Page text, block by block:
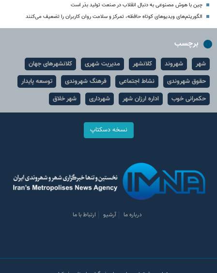
چین با هوش مصنوعی به دنبال انقلاب در صنعت تولید بذر است
الگوریتم‌های ویدیوهای کوتاه حافظه، تمرکز و سلامت روان کاربران را تضعیف می‌کنند
برچسب
شهر شهروند کلانشهر مدیریت شهری
کلانشهرهای جهان
حقوق شهروندی
نشاط اجتماعی فرهنگ شهروندی
توسعه پایدار
حکمرانی خوب
اداره ارزان شهر شهرداری شهر خلاق
نسخه دسکتاپ
درباره ما آرشیو ارتباط با ما